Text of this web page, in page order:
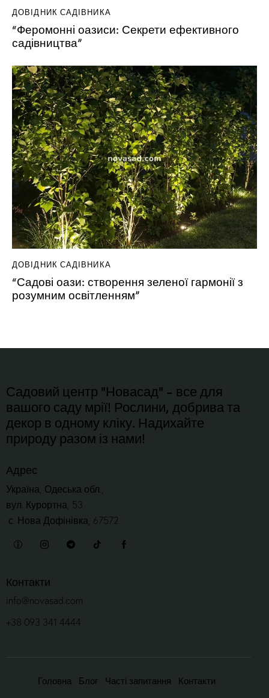
ДОВІДНИК САДІВНИКА
“Феромонні оазиси: Секрети ефективного
садівництва”
ДОВІДНИК САДІВНИКА
“Садові оази: створення зеленої гармонії з
розумним освітленням”
Садовий центр "Новасад" - все для
вашого саду мрії! Рослини, добрива та
декор в одному кліку. Надихайте
природу разом із нами!
Адрес
Україна, Одеська обл.,
вул. Курортна, 53
с. Нова Дофінівка, 67572
Контакти
info@novasad.com
+38 093 341 4444
Головна Блог Часті запитання
Контакти